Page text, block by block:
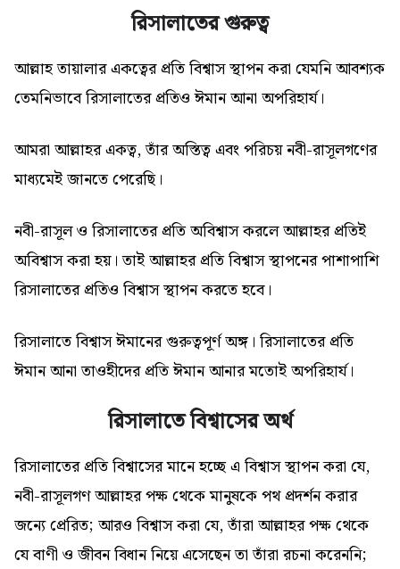
রিসালাতের গুরুত্ব
আল্লাহ তায়ালার একত্বের প্রতি বিশ্বাস স্থাপন করা যেমনি আবশ্যক
তেমনিভাবে রিসালাতের প্রতিও ঈমান আনা অপরিহার্য।
আমরা আল্লাহর একত্ব, তাঁর অস্তিত্ব এবং পরিচয় নবী-রাসূলগণের
মাধ্যমেই জানতে পেরেছি।
নবী-রাসূল ও রিসালাতের প্রতি অবিশ্বাস করলে আল্লাহর প্রতিই
অবিশ্বাস করা হয়। তাই আল্লাহর প্রতি বিশ্বাস স্থাপনের পাশাপাশি
রিসালাতের প্রতিও বিশ্বাস স্থাপন করতে হবে।
রিসালাতে বিশ্বাস ঈমানের গুরুত্বপূর্ণ অঙ্গ। রিসালাতের প্রতি
ঈমান আনা তাওহীদের প্রতি ঈমান আনার মতোই অপরিহার্য।
রিসালাতে বিশ্বাসের অর্থ
রিসালাতের প্রতি বিশ্বাসের মানে হচ্ছে এ বিশ্বাস স্থাপন করা যে,
নবী-রাসূলগণ আল্লাহর পক্ষ থেকে মানুষকে পথ প্রদর্শন করার
জন্যে প্রেরিত; আরও বিশ্বাস করা যে, তাঁরা আল্লাহর পক্ষ থেকে
যে বাণী ও জীবন বিধান নিয়ে এসেছেন তা তাঁরা রচনা করেননি;